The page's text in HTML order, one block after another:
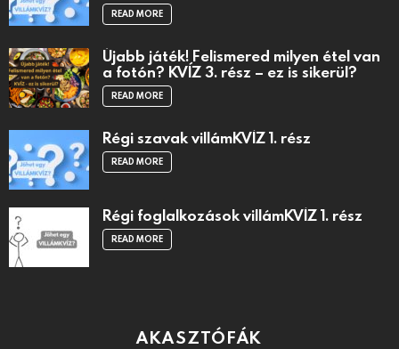
READ MORE
Újabb játék! Felismered milyen étel van
a fotón? KVÍZ 3. rész – ez is sikerül?
READ MORE
Régi szavak villámKVÍZ 1. rész
READ MORE
Régi foglalkozások villámKVÍZ 1. rész
READ MORE
AKASZTÓFÁK